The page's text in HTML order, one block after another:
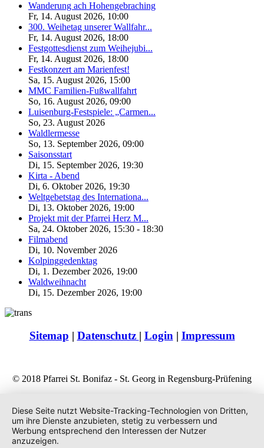
Wanderung ach Hohengebraching
Fr, 14. August 2026, 10:00
300. Weihetag unserer Wallfahr...
Fr, 14. August 2026, 18:00
Festgottesdienst zum Weihejubi...
Fr, 14. August 2026, 18:00
Festkonzert am Marienfest!
Sa, 15. August 2026, 15:00
MMC Familien-Fußwallfahrt
So, 16. August 2026, 09:00
Luisenburg-Festspiele: „Carmen...
So, 23. August 2026
Waldlermesse
So, 13. September 2026, 09:00
Saisonsstart
Di, 15. September 2026, 19:30
Kirta - Abend
Di, 6. Oktober 2026, 19:30
Weltgebetstag des Internationa...
Di, 13. Oktober 2026, 19:00
Projekt mit der Pfarrei Herz M...
Sa, 24. Oktober 2026, 15:30 - 18:30
Filmabend
Di, 10. November 2026
Kolpinggedenktag
Di, 1. Dezember 2026, 19:00
Waldweihnacht
Di, 15. Dezember 2026, 19:00
Sitemap | Datenschutz | Login | Impressum
© 2018 Pfarrei St. Bonifaz - St. Georg in Regensburg-Prüfening
Diese Seite nutzt Website-Tracking-Technologien von Dritten,
um ihre Dienste anzubieten, stetig zu verbessern und
Werbung entsprechend den Interessen der Nutzer
anzuzeigen.